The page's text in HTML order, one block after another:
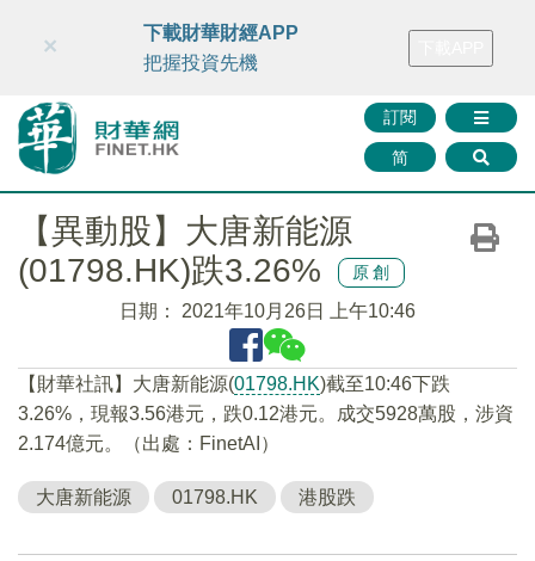
財華智庫網 FINTV FINMETA 財華證券 媒體矩陣
訂閱
简
×
下載財華財經APP
把握投資先機
【異動股】大唐新能源
(01798.HK)跌3.26%
原創
日期： 2021年10月26日 上午10:46
【財華社訊】大唐新能源(01798.HK)截至10:46下跌
3.26%，現報3.56港元，跌0.12港元。成交5928萬股，涉資
2.174億元。（出處：FinetAI）
大唐新能源 01798.HK 港股跌